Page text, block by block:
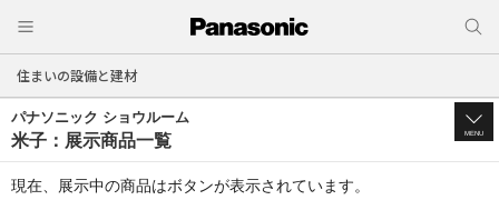
住まいの設備と建材
パナソニック ショウルーム
米子：展示商品一覧 MENU
現在、展示中の商品はボタンが表示されています。